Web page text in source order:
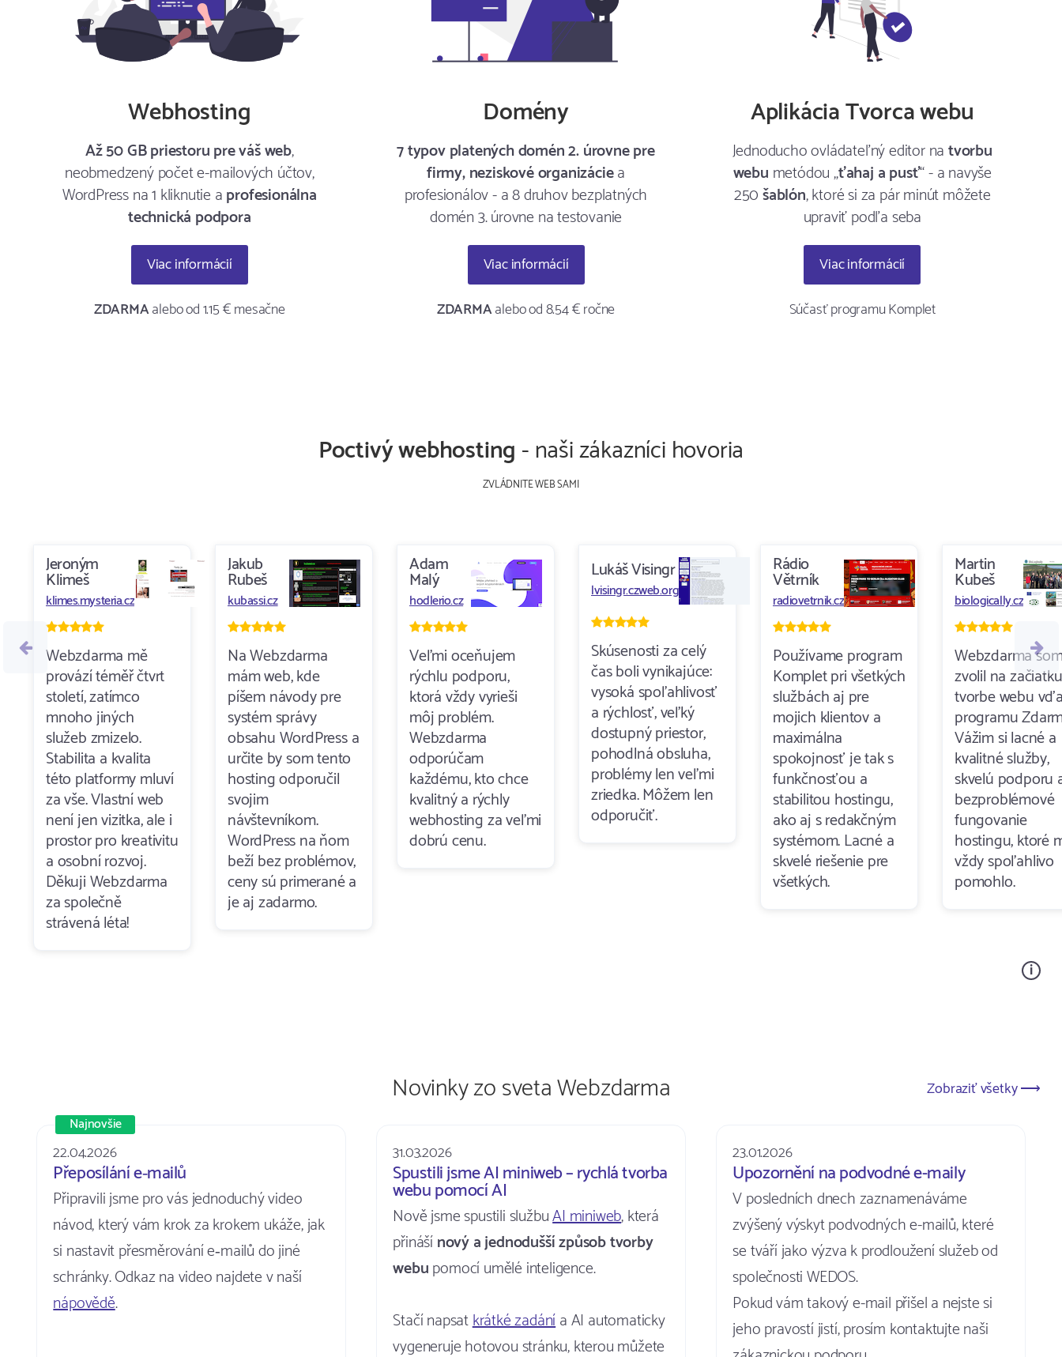
Webhosting
Až 50 GB priestoru pre váš web,
neobmedzený počet e-mailových účtov,
WordPress na 1 kliknutie aprofesionálna
technická podpora
Viac informácií
ZDARMAalebo od 1.15 € mesačne
Domény
7 typov platených domén 2. úrovne pre
firmy, neziskové organizáciea
profesionálov - a 8 druhov bezplatných
domén 3. úrovne na testovanie
Viac informácií
ZDARMAalebo od 8.54 € ročne
Aplikácia Tvorca webu
Jednoducho ovládateľný editor natvorbu
webu metódou „ťahaj a pusť“ - a navyše
250šablón, ktoré si za pár minút môžete
upraviť podľa seba
Viac informácií
Súčasť programu Komplet
Poctivý webhosting - naši zákazníci hovoria
ZVLÁDNITE WEB SAMI
Jeroným
Klimeš
klimes.mysteria.cz
Webzdarma mě
provází téměř čtvrt
století, zatímco
mnoho jiných
služeb zmizelo.
Stabilita a kvalita
této platformy mluví
za vše. Vlastní web
není jen vizitka, ale i
prostor pro kreativitu
a osobní rozvoj.
Děkuji Webzdarma
za společně
strávená léta!
Jakub
Rubeš
kubassi.cz
Na Webzdarma
mám web, kde
píšem návody pre
systém správy
obsahu WordPress a
určite by som tento
hosting odporučil
svojim
návštevníkom.
WordPress na ňom
beží bez problémov,
ceny sú primerané a
je aj zadarmo.
Adam
Malý
hodlerio.cz
Veľmi oceňujem
rýchlu podporu,
ktorá vždy vyrieši
môj problém.
Webzdarma
odporúčam
každému, kto chce
kvalitný a rýchly
webhosting za veľmi
dobrú cenu.
Lukáš Visingr
lvisingr.czweb.org
Skúsenosti za celý
čas boli vynikajúce:
vysoká spoľahlivosť
a rýchlosť, veľký
dostupný priestor,
pohodlná obsluha,
problémy len veľmi
zriedka. Môžem len
odporučiť.
Rádio
Větrník
radiovetrnik.cz
Používame program
Komplet pri všetkých
službách aj pre
mojich klientov a
maximálna
spokojnosť je tak s
funkčnosťou a
stabilitou hostingu,
ako aj s redakčným
systémom. Lacné a
skvelé riešenie pre
všetkých.
Martin
Kubeš
biologically.cz
Webzdarma
zvolil na
tvorbe webu
programu
Vážim si lacné a
kvalitné služby,
skvelú podporu
bezproblémové
fungovanie
hostingu, ktoré
vždy spoľahlivo
pomohlo.
Novinky zo sveta Webzdarma Zobraziť všetky ⟶
Najnovšie
22.04.2026
Přeposílání e‑mailů
Připravili jsme pro vás jednoduchý video
návod, který vám krok za krokem ukáže, jak
si nastavit přesměrování e‑mailů do jiné
schránky. Odkaz na video najdete v naší
nápovědě.
31.03.2026
Spustili jsme AI miniweb – rychlá tvorba
webu pomocí AI
Nově jsme spustili službuAI miniweb, která
přinášínový a jednodušší způsob tvorby
webupomocí umělé inteligence.
Stačí napsatkrátké zadánía AI automaticky
vygeneruje hotovou stránku, kterou můžete
23.01.2026
Upozornění na podvodné e-maily
V posledních dnech zaznamenáváme
zvýšený výskyt podvodných e-mailů, které
se tváří jako výzva k prodloužení služeb od
společnosti WEDOS.
Pokud vám takový e-mail přišel a nejste si
jeho pravostí jistí, prosím kontaktujte naši